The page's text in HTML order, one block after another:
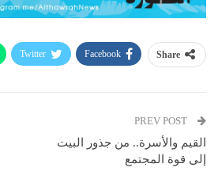
Share
Facebook
Twitter
القيم والأسرة.. من جذور البيت
إلى قوة المجتمع